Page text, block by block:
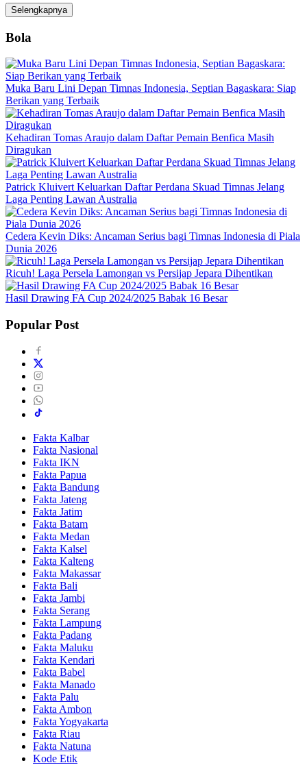
Selengkapnya
Bola
Muka Baru Lini Depan Timnas Indonesia, Septian Bagaskara: Siap
Berikan yang Terbaik
Kehadiran Tomas Araujo dalam Daftar Pemain Benfica Masih
Diragukan
Patrick Kluivert Keluarkan Daftar Perdana Skuad Timnas Jelang
Laga Penting Lawan Australia
Cedera Kevin Diks: Ancaman Serius bagi Timnas Indonesia di Piala
Dunia 2026
Ricuh! Laga Persela Lamongan vs Persijap Jepara Dihentikan
Hasil Drawing FA Cup 2024/2025 Babak 16 Besar
Popular Post
Fakta Kalbar
Fakta Nasional
Fakta IKN
Fakta Papua
Fakta Bandung
Fakta Jateng
Fakta Jatim
Fakta Batam
Fakta Medan
Fakta Kalsel
Fakta Kalteng
Fakta Makassar
Fakta Bali
Fakta Jambi
Fakta Serang
Fakta Lampung
Fakta Padang
Fakta Maluku
Fakta Kendari
Fakta Babel
Fakta Manado
Fakta Palu
Fakta Ambon
Fakta Yogyakarta
Fakta Riau
Fakta Natuna
Kode Etik